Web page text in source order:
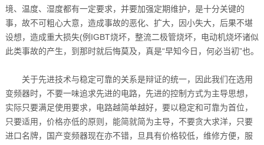
境、温度、湿度都有一定要求，并要加强定期维护，是十分关键的
事，故不可粗心大意，造成事故的恶化、扩大，因小失大，后果不堪
设想，造成重大损失(例IGBT烧坏，整流二极管烧坏，电动机烧坏诸似
此类事故的产生，到那时就后悔莫及，真是“早知今日，何必当初”也。
关于先进技术与稳定可靠的关系是辩证的统一，因此我们在选用
变频器时，不要一味追求先进的电路，先进的控制方式为主导思想，
实际只要满足使用要求，电路越简单越好，要以稳定和可靠为首位，
只要适用，价格亦低的原则，能简就简为主导，不要贪大求洋，只要
进口名牌，国产变频器现在亦不错，旦具有价格较低，维修方便，服